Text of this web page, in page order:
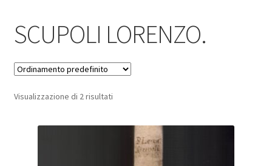
La Storia
Contattaci
Cassa
Carrello
SCUPOLI LORENZO.
Visualizzazione di 2 risultati